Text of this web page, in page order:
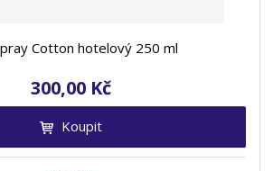
Cotton hotelový 250 ml
300,00 Kč
Koupit